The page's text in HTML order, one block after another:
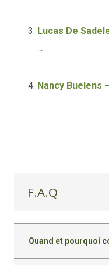
Lucas De
...
Nancy Buelens
...
F.A.Q
Quand et pourquoi